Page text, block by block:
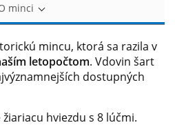
minci
mincu, ktorá sa razila v
letopočtom. Vdovin šart
dostupných
hviezdu s 8 lúčmi.